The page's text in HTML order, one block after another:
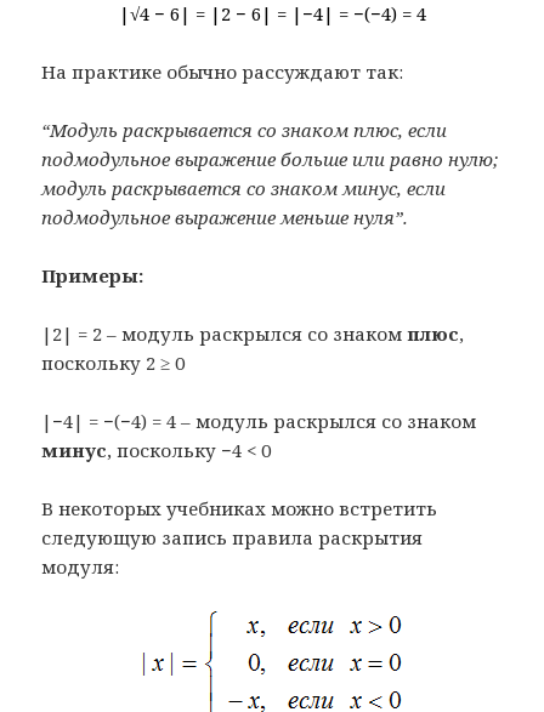
|√4 − 6| = |2 − 6| = |−4| = −(−4) = 4
На практике обычно рассуждают так:
“Модуль раскрывается со знаком плюс, если
подмодульное выражение больше или равно нулю;
модуль раскрывается со знаком минус, если
подмодульное выражение меньше нуля”.
Примеры:
|2| = 2 – модуль раскрылся со знакомплюс,
поскольку 2 ≥ 0
|−4| = −(−4) = 4 – модуль раскрылся со знаком
минус, поскольку −4 < 0
В некоторых учебниках можно встретить
следующую запись правила раскрытия
модуля: